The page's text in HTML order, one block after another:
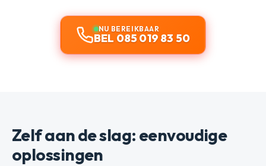
NU BEREIKBAAR
BEL 085 019 83 50
Zelf aan de slag: eenvoudige
oplossingen